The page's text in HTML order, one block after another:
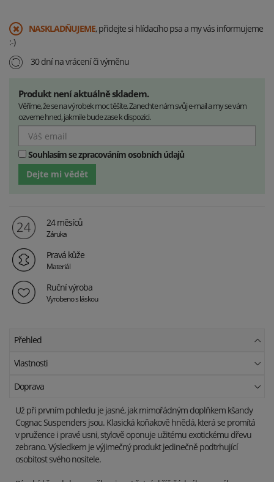
​NASKLADŇUJEME, přidejte si hlídacího psa a my vás informujeme
:-)
30 dní na vrácení či výměnu
Produkt není aktuálně skladem.
Věříme, že se na výrobek moc těšíte. Zanechte nám svůj e-mail a my se vám
ozveme hned, jakmile bude zase k dispozici.
Souhlasím se zpracováním osobních údajů
Dejte mi vědět
24 měsíců
Záruka
Pravá kůže
Materiál
Ruční výroba
Vyrobeno s láskou
Přehled
Vlastnosti
Doprava
Už při prvním pohledu je jasné, jak mimořádným doplňkem kšandy
Cognac Suspenders jsou. Klasická koňakově hnědá, která se promítá
v pružence i pravé usni, stylově oponuje užitému exotickému dřevu
zebrano. Výsledkem je výjimečný produkt jedinečně podtrhující
osobitost svého nositele.